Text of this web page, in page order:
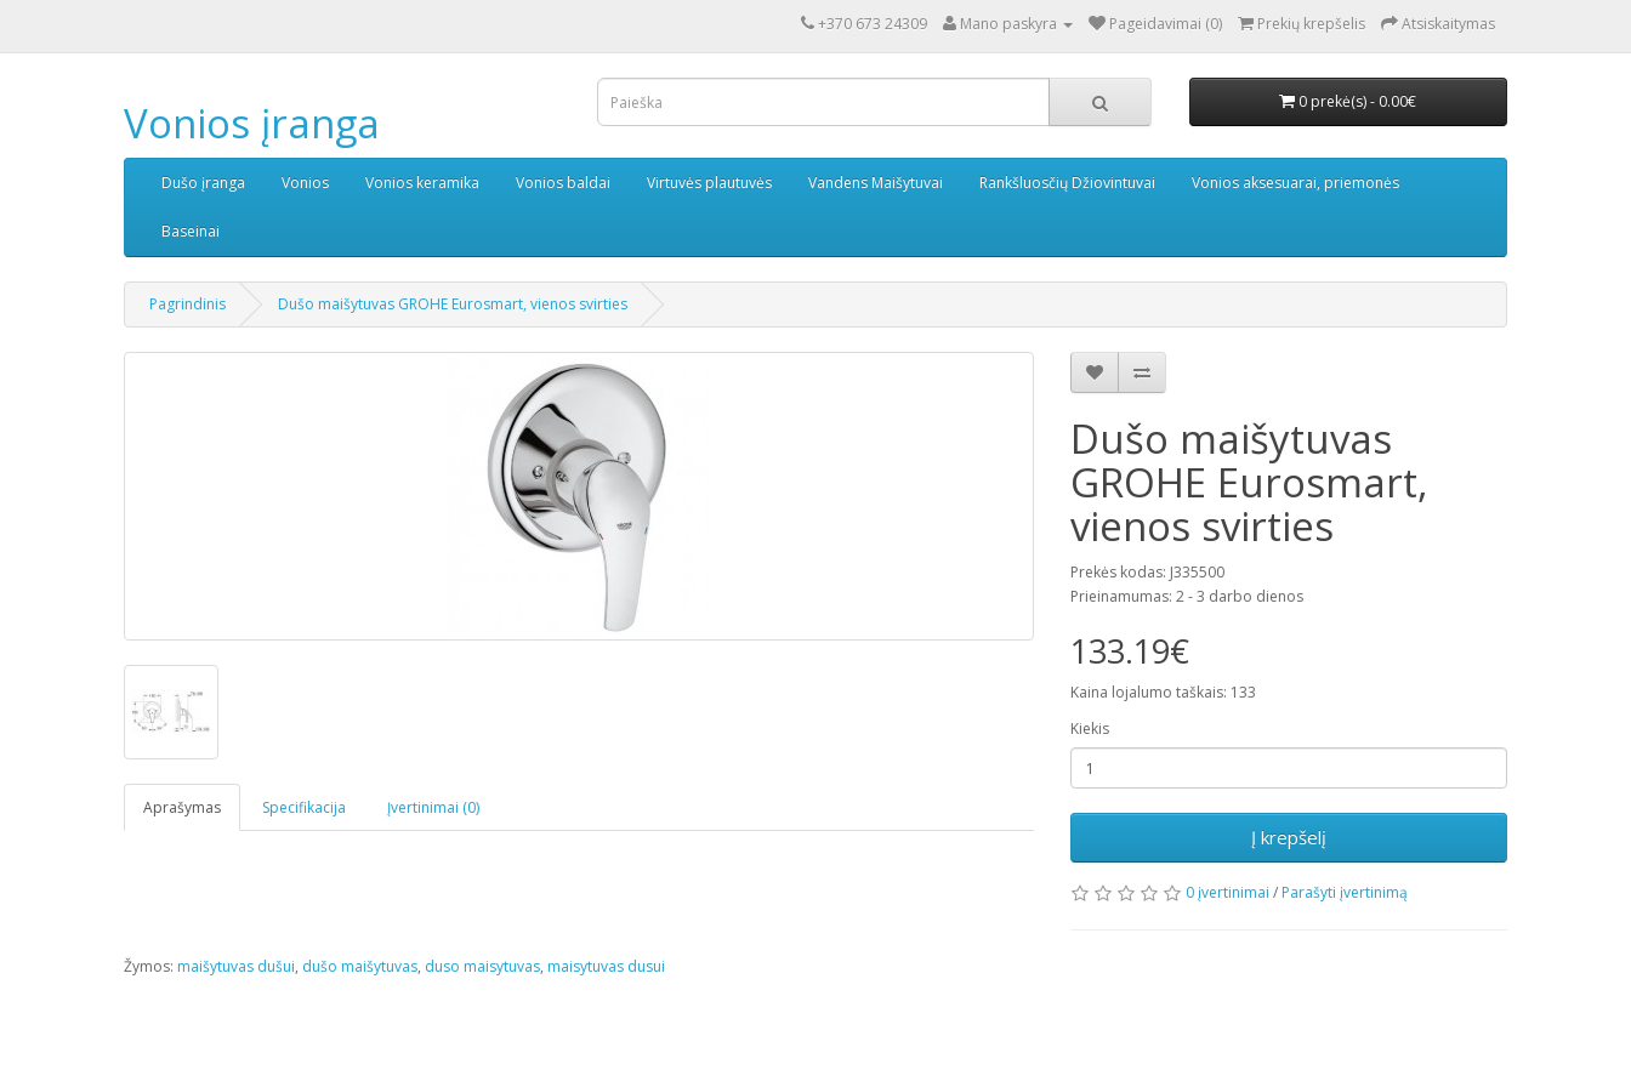
+370 673 24309 Mano paskyra Pageidavimai (0) Prekių krepšelis Atsiskaitymas
Vonios įranga 0 prekė(s) - 0.00€
Dušo įranga Vonios Vonios keramika Vonios baldai Virtuvės plautuvės Vandens Maišytuvai Rankšluosčių Džiovintuvai Vonios aksesuarai, priemonės
Baseinai
Pagrindinis Dušo maišytuvas GROHE Eurosmart, vienos svirties
Aprašymas Specifikacija Įvertinimai (0)
Dušo maišytuvas
GROHE Eurosmart,
vienos svirties
Prekės kodas: J335500
Prieinamumas: 2 - 3 darbo dienos
133.19€
Kaina lojalumo taškais: 133
Kiekis
Į krepšelį
0 įvertinimai / Parašyti įvertinimą
Žymos: maišytuvas dušui, dušo maišytuvas, duso maisytuvas, maisytuvas dusui